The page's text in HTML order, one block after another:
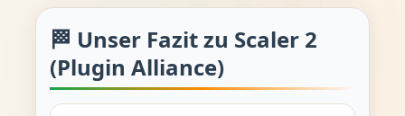
🏁 Unser Fazit zu Scaler 2
(Plugin Alliance)